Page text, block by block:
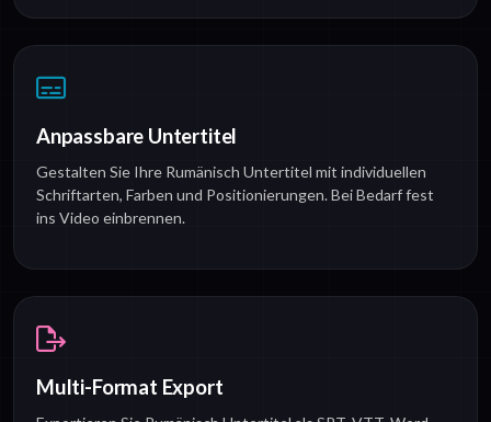
Anpassbare Untertitel
Gestalten Sie Ihre Rumänisch Untertitel mit individuellen
Schriftarten, Farben und Positionierungen. Bei Bedarf fest
ins Video einbrennen.
Multi-Format Export